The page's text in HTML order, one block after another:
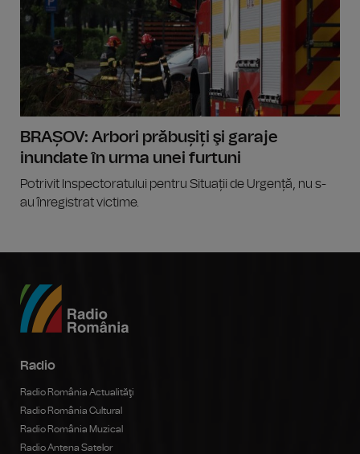
BRAȘOV: Arbori prăbușiți şi garaje
inundate în urma unei furtuni
Potrivit Inspectoratului pentru Situații de Urgență, nu s-
au înregistrat victime.
Radio
Radio România Actualităţi
Radio România Cultural
Radio România Muzical
Radio Antena Satelor